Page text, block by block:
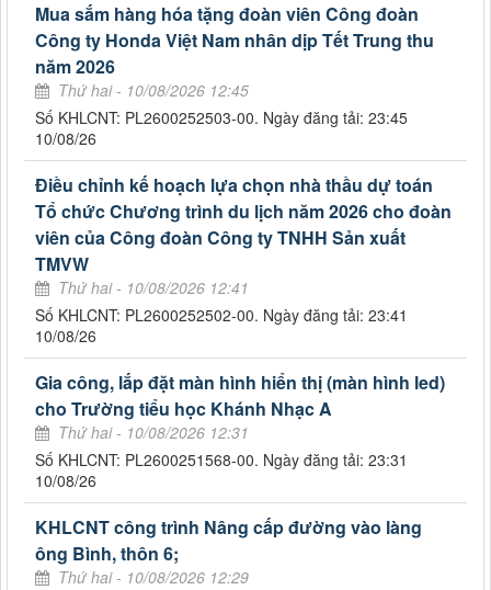
Mua sắm hàng hóa tặng đoàn viên Công đoàn
Công ty Honda Việt Nam nhân dịp Tết Trung thu
năm 2026
Thứ hai - 10/08/2026 12:45
Số KHLCNT: PL2600252503-00. Ngày đăng tải: 23:45
10/08/26
Điều chỉnh kế hoạch lựa chọn nhà thầu dự toán
Tổ chức Chương trình du lịch năm 2026 cho đoàn
viên của Công đoàn Công ty TNHH Sản xuất
TMVW
Thứ hai - 10/08/2026 12:41
Số KHLCNT: PL2600252502-00. Ngày đăng tải: 23:41
10/08/26
Gia công, lắp đặt màn hình hiển thị (màn hình led)
cho Trường tiểu học Khánh Nhạc A
Thứ hai - 10/08/2026 12:31
Số KHLCNT: PL2600251568-00. Ngày đăng tải: 23:31
10/08/26
KHLCNT công trình Nâng cấp đường vào làng
ông Bình, thôn 6;
Thứ hai - 10/08/2026 12:29